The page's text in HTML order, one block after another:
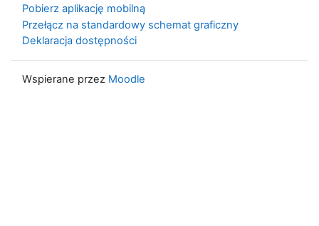
Pobierz aplikację mobilną
Przełącz na standardowy schemat graficzny
Deklaracja dostępności
Wspierane przez Moodle